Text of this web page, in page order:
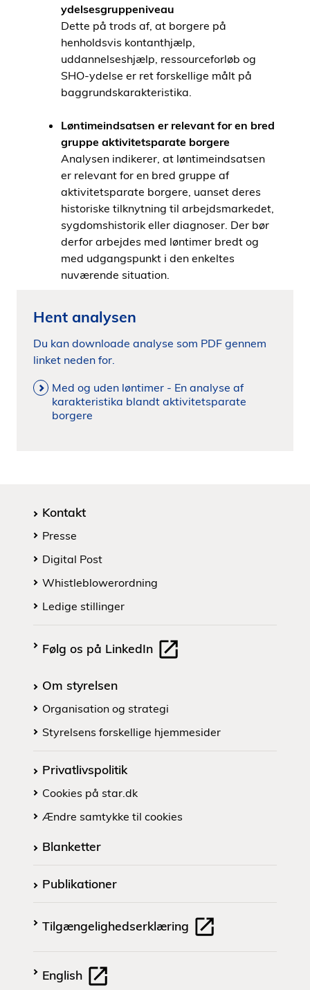
ydelsesgruppeniveau
Dette på trods af, at borgere på
henholdsvis kontanthjælp,
uddannelseshjælp, ressourceforløb og
SHO-ydelse er ret forskellige målt på
baggrundskarakteristika.
Løntimeindsatsen er relevant for en bred
gruppe aktivitetsparate borgere
Analysen indikerer, at løntimeindsatsen
er relevant for en bred gruppe af
aktivitetsparate borgere, uanset deres
historiske tilknytning til arbejdsmarkedet,
sygdomshistorik eller diagnoser. Der bør
derfor arbejdes med løntimer bredt og
med udgangspunkt i den enkeltes
nuværende situation.
Hent analysen
Du kan downloade analyse som PDF gennem
linket neden for.
Med og uden løntimer - En analyse af
karakteristika blandt aktivitetsparate
borgere
Kontakt
Presse
Digital Post
Whistleblowerordning
Ledige stillinger
Følg os på LinkedIn
Om styrelsen
Organisation og strategi
Styrelsens forskellige hjemmesider
Privatlivspolitik
Cookies på star.dk
Ændre samtykke til cookies
Blanketter
Publikationer
Tilgængelighedserklæring
English